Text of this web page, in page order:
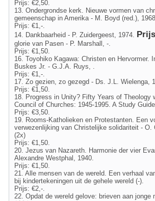
Prijs: €2,50.
13. Ondergrondse kerk. Nieuwe vormen van
gemeenschap in Amerika - M. Boyd (red.), 1968.
Prijs: €1,-.
14. Dankbaarheid - P. Zuidergeest, 1974.
glorie van Pasen - P. Marshall, -.
Prijs: €1,50.
16. Toyohiko Kagawa: Christen en Hervormer.
Buskes Jr. - G.J.A. Ruys, .
Prijs: €1,-.
17. Zo gezien, zo gezegd - Ds. J.L. Wielenga,
Prijs: €1,50.
18. Progress in Unity? Fifty Years of Theology
Council of Churches: 1945-1995. A Study
Prijs: €3,50.
19. Rooms-Katholieken en Protestanten. Een
verwezenlijking van Christelijke solidariteit - O.
(2x)
Prijs: €1,50.
20. Jezus van Nazareth. Harmonie der vier
Alexandre Westphal, 1940.
Prijs: €1,50.
21. Alle mensen van de wereld. Een verhaal
bij kindertekeningen uit de gehele wereld (-).
Prijs: €2,-.
22. Opdat de wereld gelove: brieven aan jonge